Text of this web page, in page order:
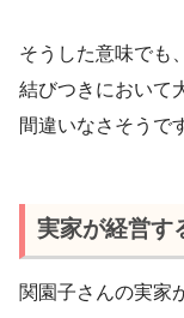
そうした意味でも
結びつきにおいて
間違いなさそうで
実家が経営す
関園子さんの実家